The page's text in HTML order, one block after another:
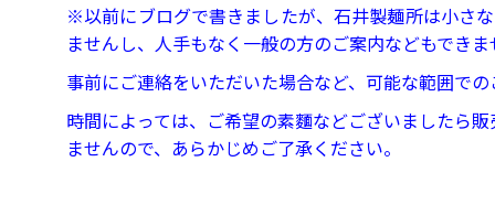
※以前にブログで書きましたが、石井製麺所は小さ
ませんし、人手もなく一般の方のご案内などもでき
事前にご連絡をいただいた場合など、可能な範囲で
時間によっては、ご希望の素麵などございましたら
ませんので、あらかじめご了承ください。